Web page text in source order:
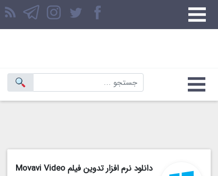
دانلود نرم افزار تدوین فیلم Movavi Video